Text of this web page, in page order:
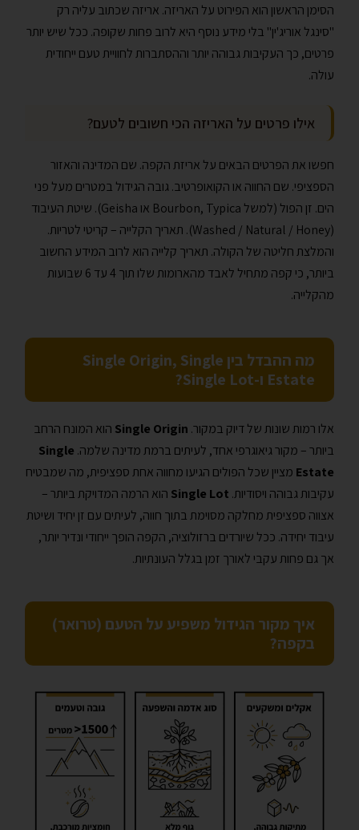
הסימן הראשון הוא הפירוט על האריזה. אריזה שכתוב עליה רק
"סינגל אוריג'ין" בלי מידע נוסף היא לרוב פחות שקופה. ככל שיש יותר
פרטים, כך העקיבות גבוהה יותר וההסתברות לחוויית טעם ייחודית
עולה.
אילו פרטים על האריזה הכי חשובים לטעם?
חפשו את הפרטים הבאים על אריזת הקפה. שם המדינה והאזור
הספציפי. שם החווה או הקואופרטיב. גובה הגידול במטרים מעל פני
הים. זן הפול (למשל Bourbon, Typica או Geisha). שיטת העיבוד
(Washed / Natural / Honey). תאריך הקלייה – קריטי לטריות.
והמלצת חליטה של הקולה. תאריך קלייה הוא לרוב המידע החשוב
ביותר, כי קפה מתחיל לאבד מהארומות שלו תוך 4 עד 6 שבועות
מהקלייה.
מה ההבדל בין Single Origin, Single
Estate ו-Single Lot?
אלו רמות שונות של דיוק במקור. Single Origin הוא המונח הרחב
ביותר – מקור גיאוגרפי אחד, לעיתים ברמת מדינה שלמה. Single
Estate מציין שכל הפולים הגיעו מחווה אחת ספציפית, מה שמבטיח
עקיבות גבוהה ויסודיות. Single Lot הוא הרמה המדויקת ביותר –
אצווה ספציפית מחלקה מסוימת בתוך חווה, לעיתים עם זן יחיד ושיטת
עיבוד יחידה. ככל שיורדים ברזולוציה, הקפה הופך ייחודי ונדיר יותר,
אך גם פחות עקבי לאורך זמן בגלל העונתיות.
איך מקור הגידול משפיע על הטעם (טרואר)
בקפה?